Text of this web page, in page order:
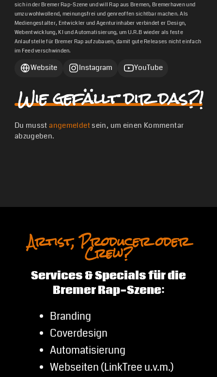
sich in der Bremer Rap-Szene und will Rap aus Bremen, Bremerhaven und
umzu wohlwollend, meinungsfrei und genreoffen sichtbar machen. Als
Mediengestalter, Entwickler und Agenturinhaber verbindet er Design,
Webentwicklung, KI und Automatisierung, um U.R.B wieder als feste
Anlaufstelle für Bremer Rap aufzubauen, damit gute Releases nicht einfach
im Feed verschwinden.
Website Instagram YouTube
Wie gefällt dir das?!
Du musstangemeldetsein, um einen Kommentar
abzugeben.
Artist, Producer oder
Crew?
Services & Specials für die
Bremer Rap-Szene:
Branding
Coverdesign
Automatisierung
Webseiten (LinkTree u.v.m.)